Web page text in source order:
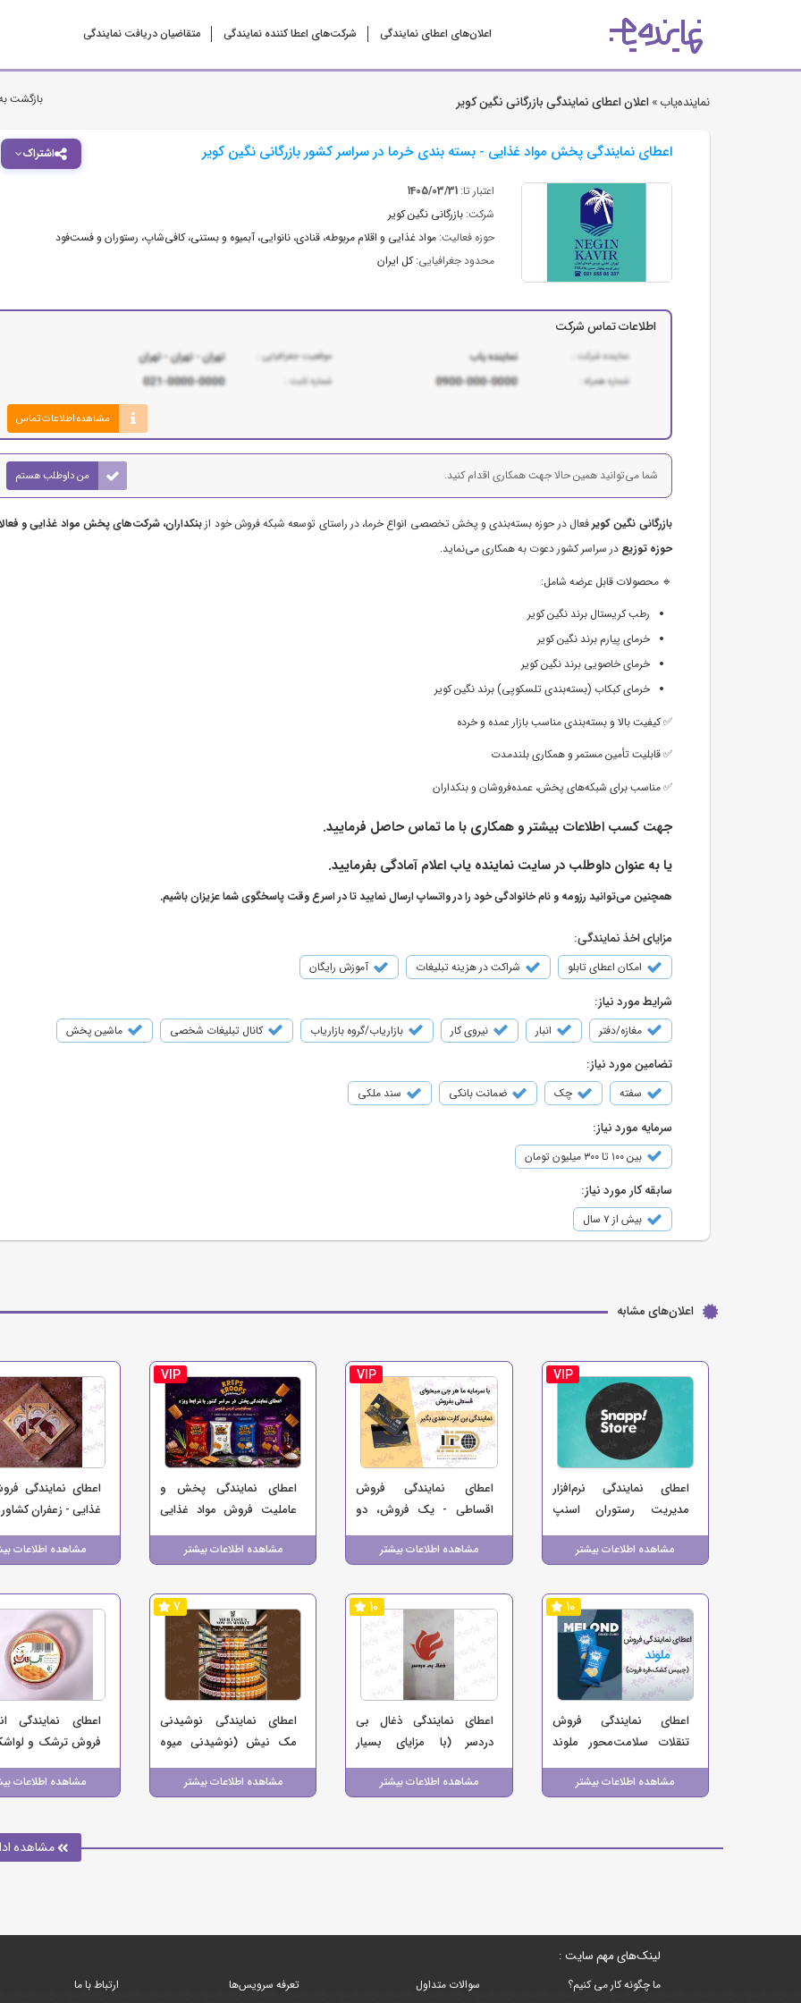
اعلان‌های اعطای نمایندگی شرکت‌‌های اعطا کننده نمایندگی متقاضیان دریافت نمایندگی
نماینده‌یاب » اعلان اعطای نمایندگی بازرگانی نگین کویر بازگشت
اشتراک اعطای نمایندگی پخش مواد غذایی - بسته بندی خرما در سراسر کشور بازرگانی نگین کویر
اعتبار تا: 1405/03/31
شرکت: بازرگانی نگین کویر
حوزه فعالیت: مواد غذایی و اقلام مربوطه، قنادی، نانوایی، آبمیوه و بستنی،کافی‌شاپ، رستوران و فست‌فود
محدود جغرافیایی:کل ایران
اطلاعات تماس شرکت
مشاهده اطلاعات تماس
شما می‌توانید همین حالا جهت همکاری اقدام کنید. من داوطلب هستم
بازرگانی نگین کویرفعال در حوزه بسته‌بندی و پخش تخصصی انواع خرما، در راستای توسعه شبکه فروش خود ازبنکداران، شرکت‌های پخش مواد غذایی و
حوزه توزیع در سراسر کشور دعوت به همکاری می‌نماید.
🔹 محصولات قابل عرضه شامل:
رطب کریستال برند نگین کویر
خرمای پیارم برند نگین کویر
خرمای خاصویی برند نگین کویر
خرمای کبکاب (بسته‌بندی تلسکوپی) برند نگین کویر
✅ کیفیت بالا و بسته‌بندی مناسب بازار عمده و خرده
✅ قابلیت تأمین مستمر و همکاری بلندمدت
✅ مناسب برای شبکه‌های پخش، عمده‌فروشان و بنکداران
جهت کسب اطلاعات بیشتر و همکاری با ما تماس حاصل فرمایید.
یا به عنوان داوطلب در سایت نماینده یاب اعلام آمادگی بفرمایید.
همچنین می‌توانید رزومه و نام خانوادگی خود را در واتساپ ارسال نمایید تا در اسرع وقت پاسخگوی شما عزیزان باشیم.
مزایای اخذ نمایندگی:
امکان اعطای تابلو شراکت در هزینه تبلیغات آموزش رایگان
شرایط مورد نیاز:
مغازه/دفتر انبار نیروی کار بازاریاب/گروه بازاریاب کانال تبلیغات شخصی ماشین پخش
تضامین مورد نیاز:
سفته چک ضمانت بانکی سند ملکی
سرمایه مورد نیاز:
بین ۱۰۰ تا ۳۰۰ میلیون تومان
سابقه کار مورد نیاز:
بیش از ۷ سال
اعلان‌های مشابه
VIP
اعطای نمایندگی نرم‌افزار
مدیریت رستوران اسنپ
استور | فرصت همکاری با
برند اسنپ
مشاهده اطلاعات بیشتر
VIP
اعطای نمایندگی فروش
اقساطی - یک فروش، دو
منبع درآمد برای کسب‌وکار
شمامشاهده اطلاعات بیشتر
VIP
اعطای نمایندگی پخش و
عاملیت فروش مواد غذایی
کرپس کروپس (چیپس،
بیسکو چیپس)
مشاهده اطلاعات بیشتر
اعطای نمایندگی
غذایی - زعفران
مشاهده اطلاعات
10
اعطای نمایندگی فروش
تنقلات سلامت‌محور ملوند
(چیپس کشک و قره‌قروت)
مشاهده اطلاعات بیشتر
10
اعطای نمایندگی ذغال بی
دردسر (با مزایای بسیار
پرمصرف، پرفروش و پرسود)
مشاهده اطلاعات بیشتر
7
اعطای نمایندگی نوشیدنی
مک نیش (نوشیدنی میوه
ای)
مشاهده اطلاعات بیشتر
اعطای نمایندگی
فروش ترشک و
(برند آب و تاب)
مشاهده اطلاعات
مشاهده
لینک‌های مهم سایت :
ما چگونه کار می کنیم؟ سوالات متداول تعرفه سرویس‌ها ارتباط با ما